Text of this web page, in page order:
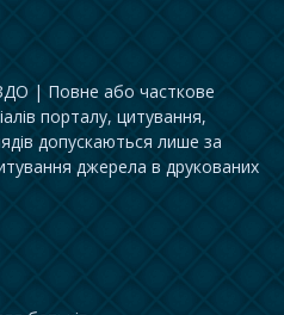
| Повне або часткове
порталу, цитування,
допускаються лише за
джерела в друкованих